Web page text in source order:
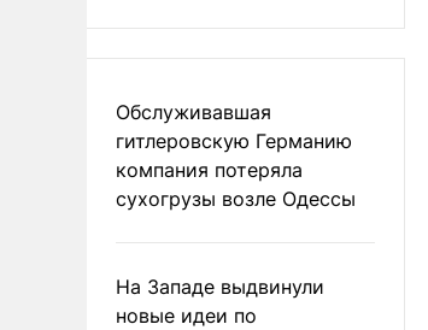
Обслуживавшая
гитлеровскую Германию
компания потеряла
сухогрузы возле Одессы
На Западе выдвинули
новые идеи по